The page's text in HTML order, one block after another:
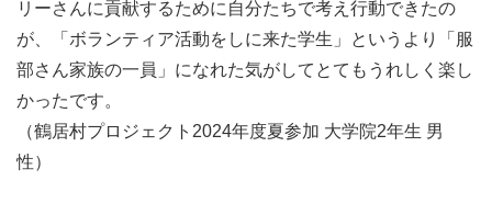
リーさんに貢献するために自分たちで考え行動できたの
が、「ボランティア活動をしに来た学生」というより「服
部さん家族の一員」になれた気がしてとてもうれしく楽し
かったです。
（鶴居村プロジェクト2024年度夏参加 大学院2年生 男
性）